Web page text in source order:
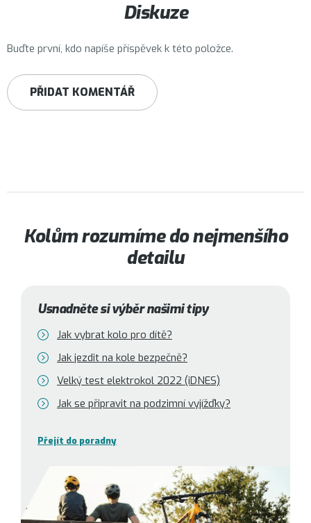
Diskuze
Buďte první, kdo napíše příspěvek k této položce.
PŘIDAT KOMENTÁŘ
Kolům rozumíme do nejmenšího
detailu
Usnadněte si výběr našimi tipy
Jak vybrat kolo pro dítě?
Jak jezdit na kole bezpečně?
Velký test elektrokol 2022 (iDNES)
Jak se připravit na podzimní vyjížďky?
Přejít do poradny